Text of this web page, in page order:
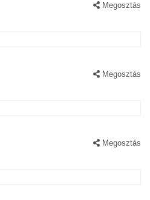
Megosztás
Megosztás
Megosztás